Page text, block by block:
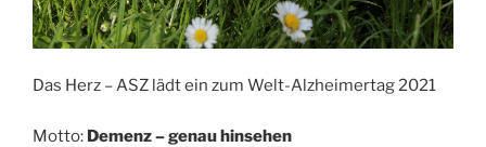
Das Herz – ASZ lädt ein zum Welt-Alzheimertag 2021
Motto: Demenz – genau hinsehen